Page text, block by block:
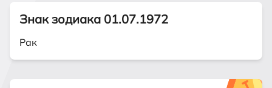
Знак зодиака 01.07.1972
Рак